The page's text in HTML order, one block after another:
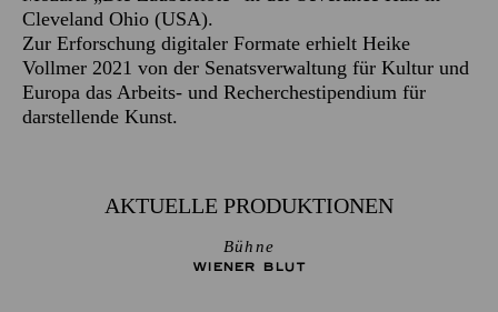
Cleveland Ohio (USA).
Zur Erforschung digitaler Formate erhielt Heike
Vollmer 2021 von der Senatsverwaltung für Kultur und
Europa das Arbeits- und Recherchestipendium für
darstellende Kunst.
AKTUELLE PRODUKTIONEN
Bühne
WIENER BLUT